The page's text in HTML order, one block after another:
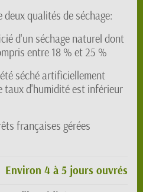
qualités de séchage:
d'un séchage naturel dont
entre 18 % et 25 %
séché artificiellement
taux d'humidité est inférieur
françaises gérées
Environ 4 à 5 jours ouvrés